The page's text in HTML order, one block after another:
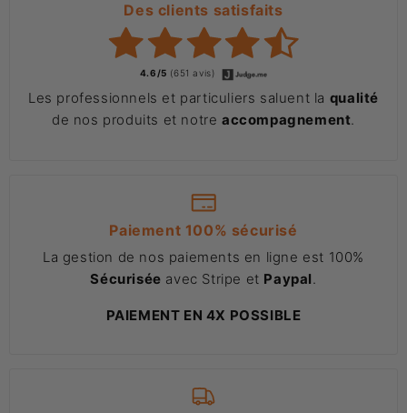
Des clients satisfaits
4.6/5 (651 avis)
Les professionnels et particuliers saluent la qualité
de nos produits et notre accompagnement
Paiement 100% sécurisé
La gestion de nos paiements en ligne est 100%
Sécurisée avec Stripe et Paypal
PAIEMENT EN 4X POSSIBLE